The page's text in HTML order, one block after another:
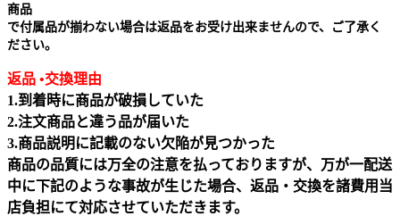
商品
で付属品が揃わない場合は返品をお受け出来ませんので、ご了承く
ださい。
返品 •交換理由
1.到着時に商品が破損していた
2.注文商品と違う品が届いた
3.商品説明に記載のない欠陥が見つかった
商品の品質には万全の注意を払っておりますが、万が一配送
中に下記のような事故が生じた場合、返品・交換を諸費用当
店負担にて対応させていただきます。